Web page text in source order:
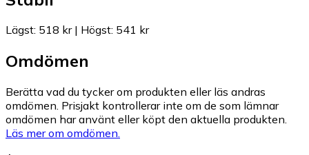
Lägst: 518 kr| Högst: 541 kr
Omdömen
Berätta vad du tycker om produkten eller läs andras
omdömen. Prisjakt kontrollerar inte om de som lämnar
omdömen har använt eller köpt den aktuella produkten.
Läs mer om omdömen.